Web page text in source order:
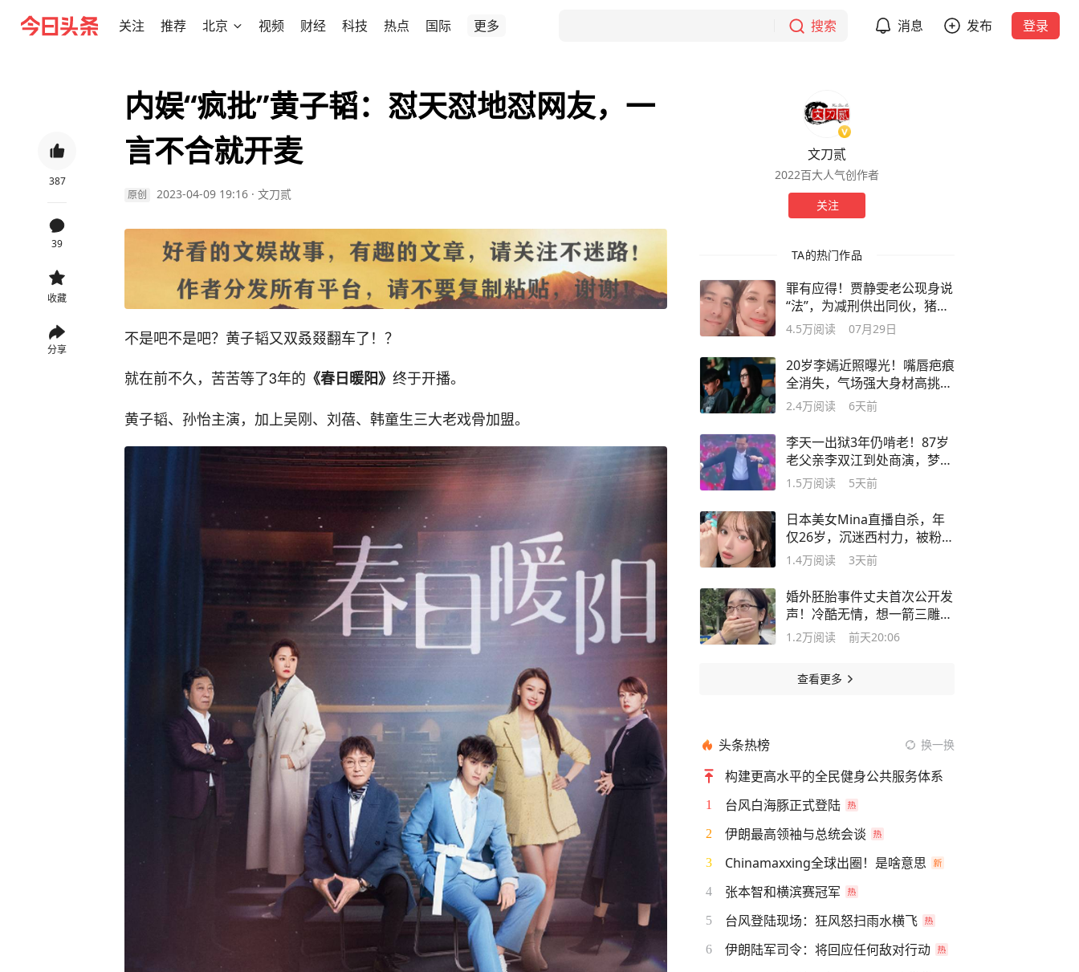
关注 推荐 北京 视频 财经 科技 热点 国际 更多 搜索 消息 发布 登录
387
39
收藏
分享
内娱“疯批”黄子韬：怼天怼地怼网友，一
言不合就开麦
原创 2023-04-09 19:16 · 文刀贰
不是吧不是吧？黄子韬又双叒叕翻车了！？
就在前不久，苦苦等了3年的 《春日暖阳》 终于开播。
黄子韬、孙怡主演，加上吴刚、刘蓓、韩童生三大老戏骨加盟。
文刀贰
2022百大人气创作者
关注
TA的热门作品
罪有应得！贾静雯老公现身说
“法”，为减刑供出同伙，猪队
友太多
4.5万阅读 07月29日
20岁李嫣近照曝光！嘴唇疤痕
全消失，气场强大身材高挑，
特像王菲
2.4万阅读 6天前
李天一出狱3年仍啃老！87岁
老父亲李双江到处商演，梦鸽
后悔了吗
1.5万阅读 5天前
日本美女Mina直播自杀，年
仅26岁，沉迷西村力，被粉丝
网暴逼死
1.4万阅读 3天前
婚外胚胎事件丈夫首次公开发
声！冷酷无情，想一箭三雕闪
身逍遥
1.2万阅读 前天20:06
查看更多
头条热榜 换一换
构建更高水平的全民健身公共服务体系
1 台风白海豚正式登陆
2 伊朗最高领袖与总统会谈
3 Chinamaxxing全球出圈！是啥意思
4 张本智和横滨赛冠军
5 台风登陆现场：狂风怒扫雨水横飞
6 伊朗陆军司令：将回应任何敌对行动